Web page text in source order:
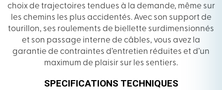
choix de trajectoires tendues à la demande, même sur
les chemins les plus accidentés. Avec son support de
tourillon, ses roulements de biellette surdimensionnés
et son passage interne de câbles, vous avez la
garantie de contraintes d’entretien réduites et d’un
maximum de plaisir sur les sentiers.
SPECIFICATIONS TECHNIQUES